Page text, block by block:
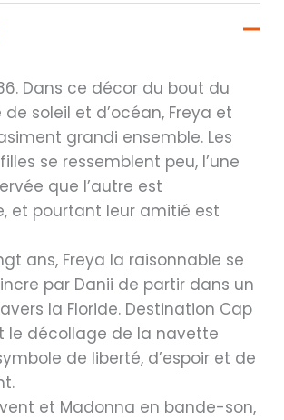
Dans ce décor du bout du
soleil et d’océan, Freya et
grandi ensemble. Les
se ressemblent peu, l’une
que l’autre est
et pourtant leur amitié est
ans, Freya la raisonnable se
par Danii de partir dans un
la Floride. Destination Cap
le décollage de la navette
de liberté, d’espoir et de
et Madonna en bande-son,